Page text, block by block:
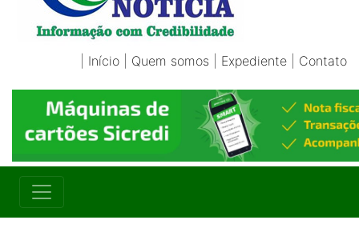
Início Quem somos Expediente Contato